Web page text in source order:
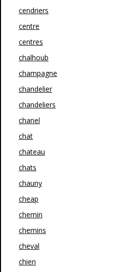
cendriers
centre
centres
chalhoub
champagne
chandelier
chandeliers
chanel
chat
chateau
chats
chauny
cheap
chemin
chemins
cheval
chien